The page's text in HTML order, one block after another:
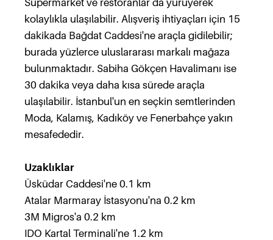
Süpermarket ve restoranlar da yürüyerek
kolaylıkla ulaşılabilir. Alışveriş ihtiyaçları için 15
dakikada Bağdat Caddesi'ne araçla gidilebilir;
burada yüzlerce uluslararası markalı mağaza
bulunmaktadır. Sabiha Gökçen Havalimanı ise
30 dakika veya daha kısa sürede araçla
ulaşılabilir. İstanbul'un en seçkin semtlerinden
Moda, Kalamış, Kadıköy ve Fenerbahçe yakın
mesafededir.
Uzaklıklar
Üsküdar Caddesi'ne 0.1 km
Atalar Marmaray İstasyonu'na 0.2 km
3M Migros'a 0.2 km
IDO Kartal Terminali'ne 1.2 km